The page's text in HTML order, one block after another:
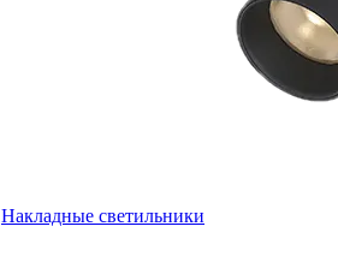
Накладные светильники